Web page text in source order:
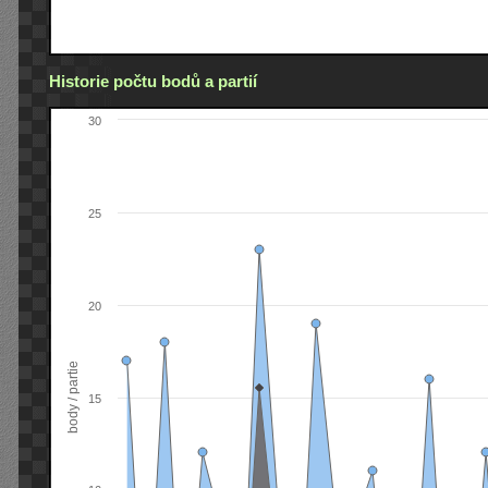
Historie počtu bodů a partií
body / partie
20
15
25
30